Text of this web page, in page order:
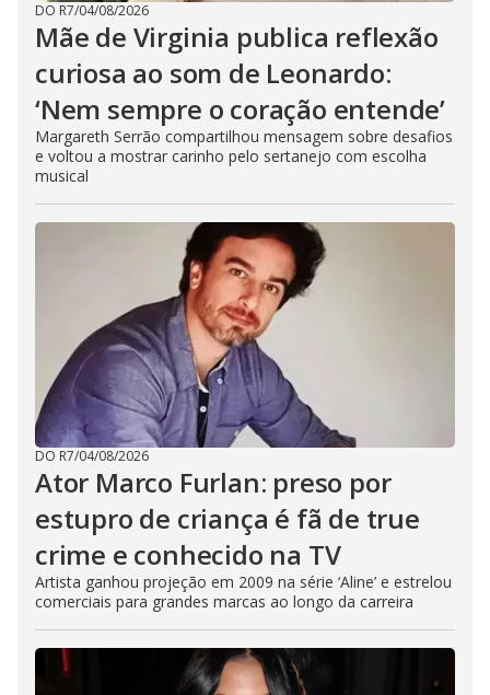
DO R7/04/08/2026
Mãe de Virginia publica reflexão
curiosa ao som de Leonardo:
‘Nem sempre o coração entende’
Margareth Serrão compartilhou mensagem sobre desafios
e voltou a mostrar carinho pelo sertanejo com escolha
musical
DO R7/04/08/2026
Ator Marco Furlan: preso por
estupro de criança é fã de true
crime e conhecido na TV
Artista ganhou projeção em 2009 na série ‘Aline’ e estrelou
comerciais para grandes marcas ao longo da carreira